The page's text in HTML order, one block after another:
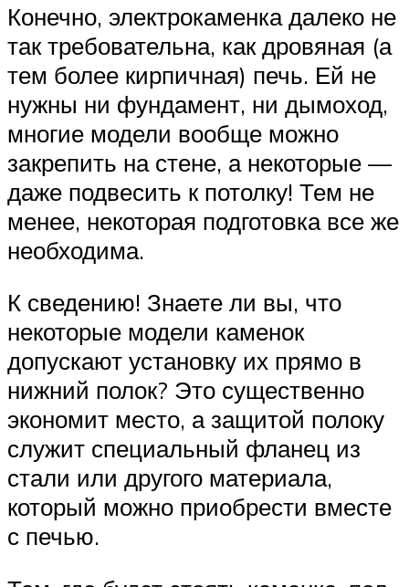
Конечно, электрокаменка далеко не
так требовательна, как дровяная (а
тем более кирпичная) печь. Ей не
нужны ни фундамент, ни дымоход,
многие модели вообще можно
закрепить на стене, а некоторые —
даже подвесить к потолку! Тем не
менее, некоторая подготовка все же
необходима.
К сведению! Знаете ли вы, что
некоторые модели каменок
допускают установку их прямо в
нижний полок? Это существенно
экономит место, а защитой полоку
служит специальный фланец из
стали или другого материала,
который можно приобрести вместе
с печью.